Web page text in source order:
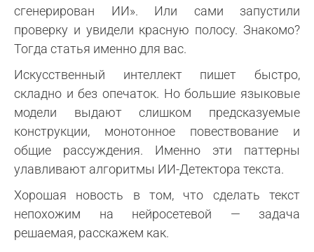
сгенерирован ИИ». Или сами запустили
проверку и увидели красную полосу. Знакомо?
Тогда статья именно для вас.
Искусственный интеллект пишет быстро,
складно и без опечаток. Но большие языковые
модели выдают слишком предсказуемые
конструкции, монотонное повествование и
общие рассуждения. Именно эти паттерны
улавливают алгоритмы ИИ-Детектора текста.
Хорошая новость в том, что сделать текст
непохожим на нейросетевой — задача
решаемая, расскажем как.